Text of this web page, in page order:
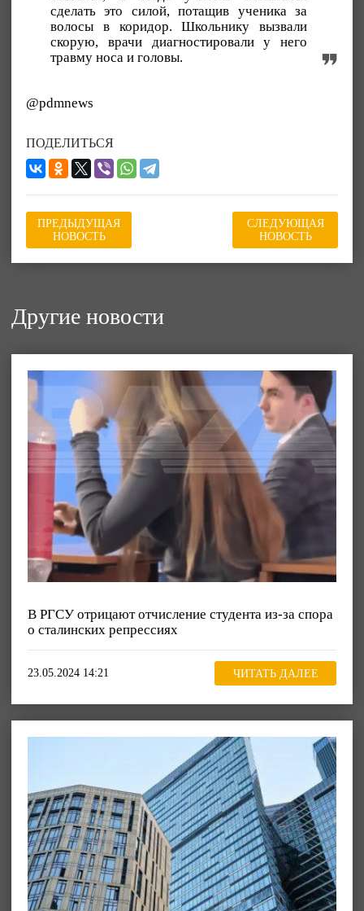
сделать это силой, потащив ученика за
волосы в коридор. Школьнику вызвали
скорую, врачи диагностировали у него
травму носа и головы.
@pdmnews
ПОДЕЛИТЬСЯ
ПРЕДЫДУЩАЯ
НОВОСТЬ
СЛЕДУЮЩАЯ
НОВОСТЬ
Другие новости
В РГСУ отрицают отчисление студента из-за спора
о сталинских репрессиях
23.05.2024 14:21 ЧИТАТЬ ДАЛЕЕ